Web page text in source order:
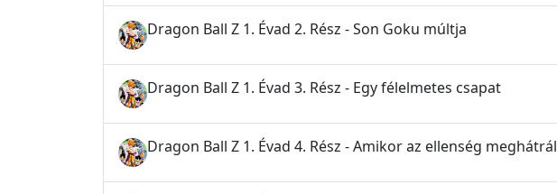
Dragon Ball Z 1. Évad 2. Rész - Son Goku múltja
Dragon Ball Z 1. Évad 3. Rész - Egy félelmetes csapat
Dragon Ball Z 1. Évad 4. Rész - Amikor az ellenség meghátrál